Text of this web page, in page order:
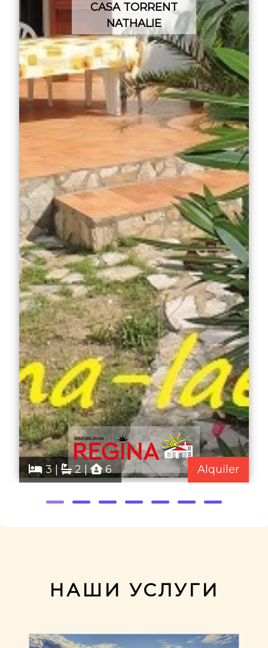
CASA TORRENT
NATHALIE
3 | 2 | 6 Alquiler
НАШИ УСЛУГИ